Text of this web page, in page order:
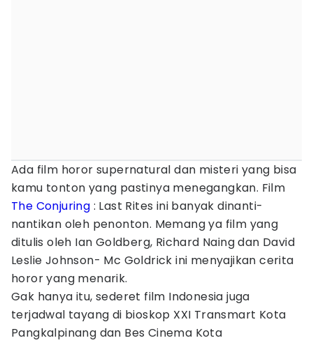
Ada film horor supernatural dan misteri yang bisa
kamu tonton yang pastinya menegangkan. Film
The Conjuring : Last Rites ini banyak dinanti-
nantikan oleh penonton. Memang ya film yang
ditulis oleh Ian Goldberg, Richard Naing dan David
Leslie Johnson- Mc Goldrick ini menyajikan cerita
horor yang menarik.
Gak hanya itu, sederet film Indonesia juga
terjadwal tayang di bioskop XXI Transmart Kota
Pangkalpinang dan Bes Cinema Kota